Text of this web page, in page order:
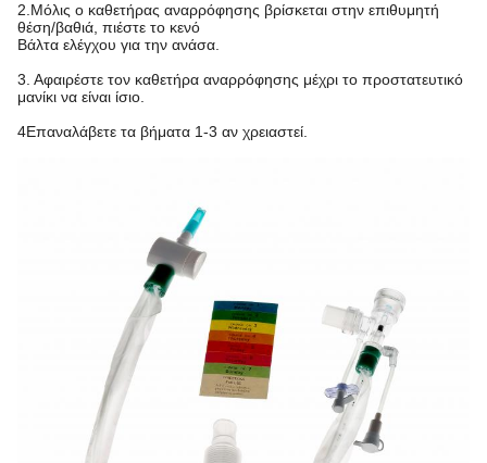
2.Μόλις ο καθετήρας αναρρόφησης βρίσκεται στην επιθυμητή
θέση/βαθιά, πιέστε το κενό
Βάλτα ελέγχου για την ανάσα.
3. Αφαιρέστε τον καθετήρα αναρρόφησης μέχρι το προστατευτικό
μανίκι να είναι ίσιο.
4Επαναλάβετε τα βήματα 1-3 αν χρειαστεί.